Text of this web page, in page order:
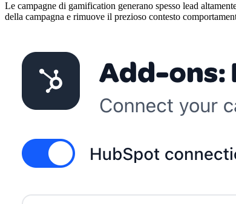
Le campagne di gamification generano spesso lead
della campagna e rimuove il prezioso contesto